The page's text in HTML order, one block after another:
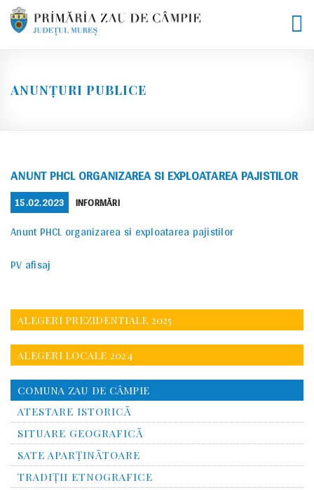
Skip
ANUNȚURI PUBLICE
ANUNT PHCL ORGANIZAREA SI EXPLOATAREA PAJISTILOR
POSTED
ON
15.02.2023 CATEGORIES
INFORMĂRI
Anunt PHCL organizarea si exploatarea pajistilor
PV afisaj
ALEGERI PREZIDENTIALE 2025
ALEGERI LOCALE 2024
COMUNA ZAU DE CÂMPIE
ATESTARE ISTORICĂ
SITUARE GEOGRAFICĂ
SATE APARȚINĂTOARE
TRADIȚII ETNOGRAFICE